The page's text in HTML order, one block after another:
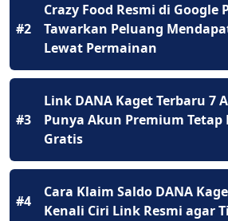
#2
Crazy Food Resmi di Google
Tawarkan Peluang
Lewat Permainan
#3
Link DANA Kaget Terbaru 7
Punya Akun Premium Tetap
Gratis
#4
Cara Klaim Saldo DANA
Kenali Ciri Link Resmi agar